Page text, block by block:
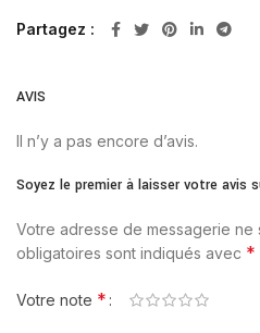
Partagez
AVIS
Il n’y a pas encore d’avis.
Soyez le premier à laisser votre avis
Votre adresse de messagerie ne
obligatoires sont indiqués avec *
Votre note *